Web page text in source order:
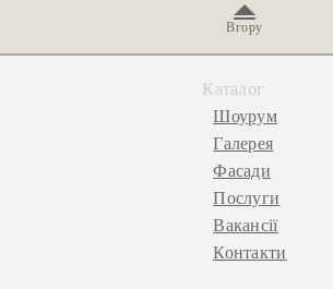
Вгору
Каталог
Шоурум
Галерея
Фасади
Послуги
Вакансії
Контакти